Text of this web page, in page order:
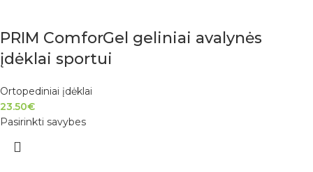
PRIM ComforGel geliniai avalynės
įdėklai sportui
Ortopediniai įdėklai
23.50€
Pasirinkti savybes